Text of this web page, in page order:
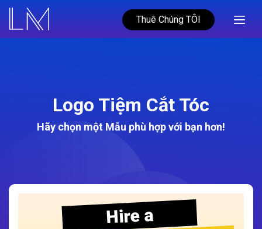
Thuê Chúng TÔI
Logo Tiệm Cắt Tóc
Hãy chọn một Mẫu phù hợp với bạn hơn!
Hire a